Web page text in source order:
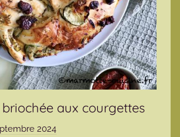
aux courgettes
2024